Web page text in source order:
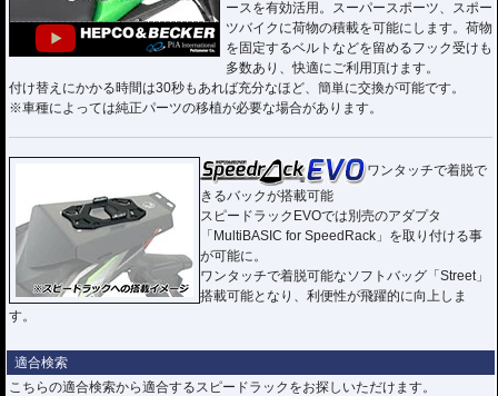
ースを有効活用。スーパースポーツ、スポー
ツバイクに荷物の積載を可能にします。荷物
を固定するベルトなどを留めるフック受けも
多数あり、快適にご利用頂けます。
付け替えにかかる時間は30秒もあれば充分なほど、簡単に交換が可能です。
※車種によっては純正パーツの移植が必要な場合があります。
ワンタッチで着脱で
きるバックが搭載可能
スピードラックEVOでは別売のアダプタ
「MultiBASIC for SpeedRack」を取り付ける事
が可能に。
ワンタッチで着脱可能なソフトバッグ「Street」
搭載可能となり、利便性が飛躍的に向上しま
す。
適合検索
こちらの適合検索から適合するスピードラックをお探しいただけます。